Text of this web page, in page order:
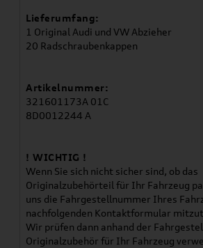
Lieferumfang:
1 Original Audi und VW Abzieher
20 Radschraubenkappen
Artikelnummer:
321601173A 01C
8D0012244 A
! WICHTIG !
Wenn Sie sich nicht sicher sind, ob das
Originalzubehörteil für Ihr Fahrzeug
uns die Fahrgestellnummer Ihres
nachfolgenden Kontaktformular
Wir prüfen dann anhand der
Originalzubehör für Ihr Fahrzeug